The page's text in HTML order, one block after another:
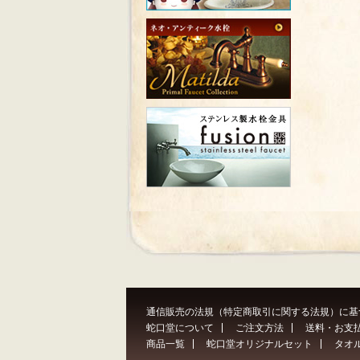
通信販売の法規（特定商取引に関する法規）に
蛇口堂について
ご注文方法
送料・お支
商品一覧
蛇口堂オリジナルセット タオ